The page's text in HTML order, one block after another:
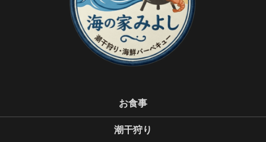
お食事
潮干狩り